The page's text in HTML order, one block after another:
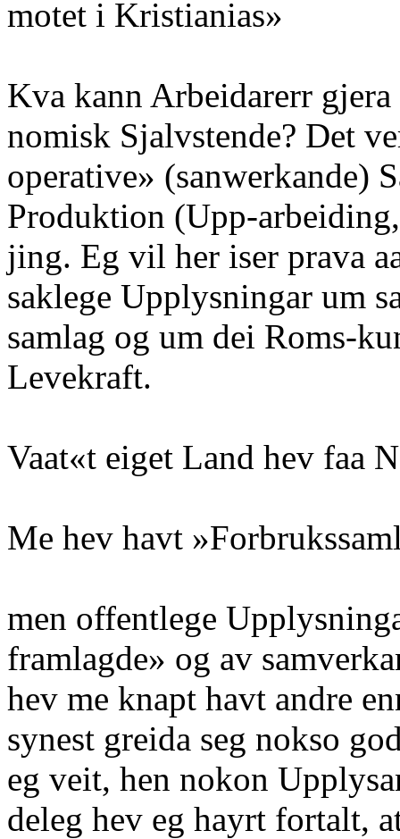
motet i Kristianias»
Kva kann Arbeidarerr gjera
nomisk Sjalvstende? Det
operative» (sanwerkande)
Produktion (Upp-
jing. Eg vil her iser prava
saklege Upplysningar um
samlag og um dei Roms-
Levekraft.
Vaat«t eiget Land hev faa
Me hev havt
men offentlege
framlagde» og av
hev me knapt havt andre
synest greida seg nokso
eg veit, hen nokon
deleg hev eg hayrt fortalt,